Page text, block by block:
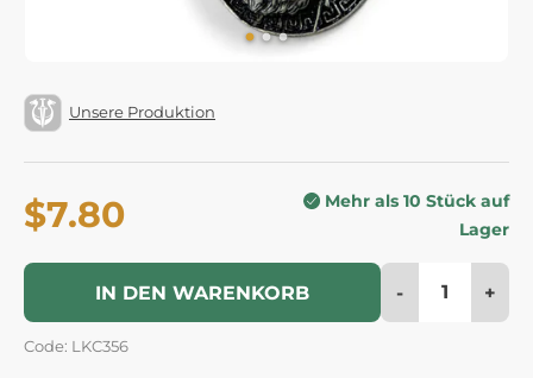
Unsere Produktion
$7.80
Mehr als 10 Stück auf
Lager
IN DEN WARENKORB - +
Code: LKC356